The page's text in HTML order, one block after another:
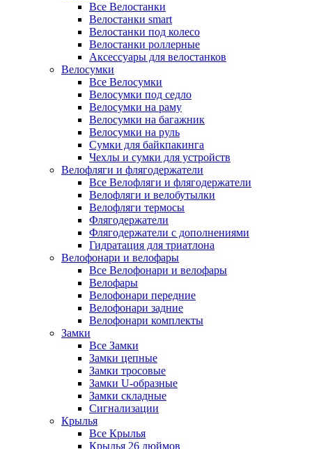
Все Велостанки
Велостанки smart
Велостанки под колесо
Велостанки роллерные
Аксессуары для велостанков
Велосумки
Все Велосумки
Велосумки под седло
Велосумки на раму
Велосумки на багажник
Велосумки на руль
Сумки для байкпакинга
Чехлы и сумки для устройств
Велофляги и флягодержатели
Все Велофляги и флягодержатели
Велофляги и велобутылки
Велофляги термосы
Флягодержатели
Флягодержатели с дополнениями
Гидратация для триатлона
Велофонари и велофары
Все Велофонари и велофары
Велофары
Велофонари передние
Велофонари задние
Велофонари комплекты
Замки
Все Замки
Замки цепные
Замки тросовые
Замки U-образные
Замки складные
Сигнализации
Крылья
Все Крылья
Крылья 26 дюймов